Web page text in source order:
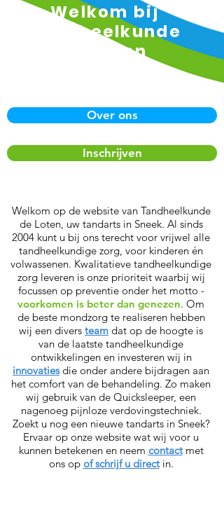
Welkom bij
Tandheelkunde
de Loten
Over ons
Inschrijven
Welkom op de website van Tandheelkunde
de Loten, uw tandarts in Sneek. Al sinds
2004 kunt u bij ons terecht voor vrijwel alle
tandheelkundige zorg, voor kinderen én
volwassenen. Kwalitatieve tandheelkundige
zorg leveren is onze prioriteit waarbij wij
focussen op preventie onder het motto -
voorkomen is beter dan genezen. Om
de beste mondzorg te realiseren hebben
wij een divers team dat op de hoogte is
van de laatste tandheelkundige
ontwikkelingen en investeren wij in
innovatiesdie onder andere bijdragen aan
het comfort van de behandeling. Zo maken
wij gebruik van de Quicksleeper, een
nagenoeg pijnloze verdovingstechniek.
Zoekt u nog een nieuwe tandarts in Sneek?
Ervaar op onze website wat wij voor u
kunnen betekenen en neem contactmet
ons op of schrijf u directin.